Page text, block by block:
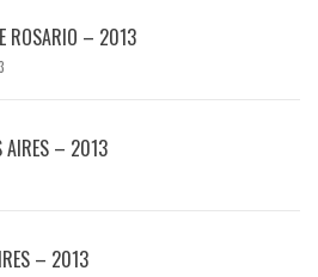
ROSARIO – 2013
AIRES – 2013
– 2013